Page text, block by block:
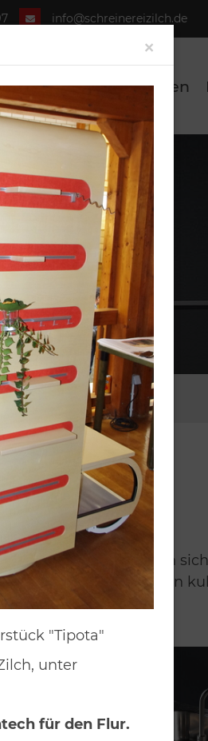
info@schreinereizilch.de
Leistungen
Küche können
Sie Küchen, die Ihren
×
"Tipota"
unter
für den Flur.